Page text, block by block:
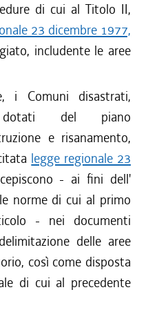
di cui al Titolo II,
23 dicembre 1977,
includente le aree
i Comuni disastrati,
dotati del piano
e risanamento,
legge regionale 23
- ai fini dell'
norme di cui al primo
- nei documenti
delle aree
così come disposta
di cui al precedente